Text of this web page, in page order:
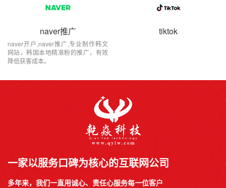
naver推广
naver开户,naver推广,专业制作韩文
网站，韩国本地精准粉的推广，有效
降低获客成本。
tiktok
一家以服务口碑为核心的互联网公司
多年来，我们一直用诚心、责任心服务每一位客户